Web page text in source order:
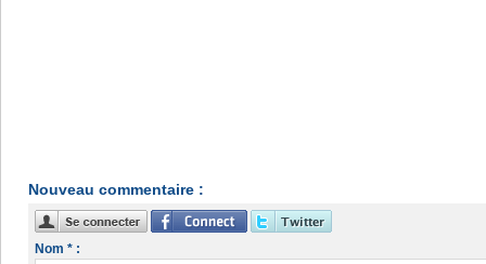
Nouveau commentaire :
Nom * :